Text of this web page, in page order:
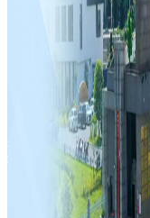
重要精神
思政专栏
党风廉政
主题教育
教学教研
教学管理
专业介绍
教研活动
教研成果
人才培养